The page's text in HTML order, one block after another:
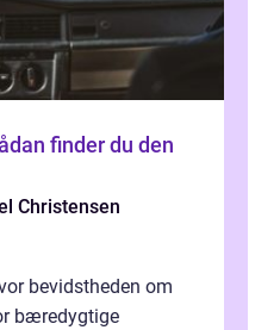
Christensen
bevidstheden om
bæredygtige